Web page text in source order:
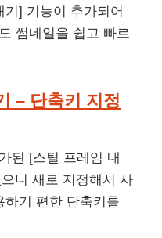
] 기능이 추가되어
썸네일을 쉽고 빠르
– 단축키 지정
된 [스틸 프레임 내
니 새로 지정해서 사
하기 편한 단축키를